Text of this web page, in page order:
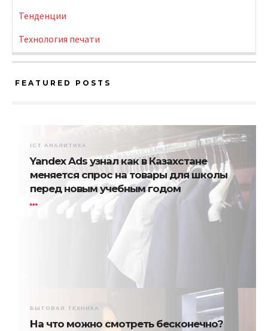
Тенденции
Технология печати
FEATURED POSTS
ICT АНАЛИТИКА
Yandex Ads узнал как в Казахстане
меняется спрос на товары для школы
перед новым учебным годом
БЫТОВАЯ ТЕХНИКА
На что можно смотреть бесконечно?